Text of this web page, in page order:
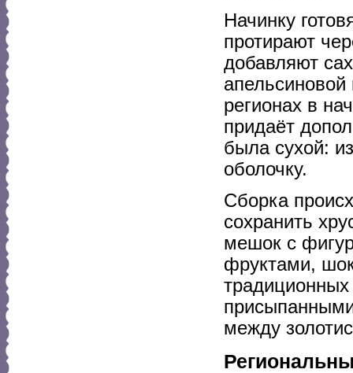
Начинку
протирают
добавляют
регионах в
придаёт
была сухой:
оболочку.
Сборка
сохранить
мешок с
фруктами,
традиционных
между